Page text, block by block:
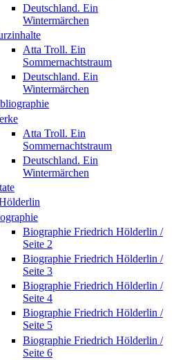
Deutschland. Ein
Wintermärchen
Atta Troll. Ein
Sommernachtstraum
Deutschland. Ein
Wintermärchen
Atta Troll. Ein
Sommernachtstraum
Deutschland. Ein
Wintermärchen
Biographie Friedrich Hölderlin /
Seite 2
Biographie Friedrich Hölderlin /
Seite 3
Biographie Friedrich Hölderlin /
Seite 4
Biographie Friedrich Hölderlin /
Seite 5
Biographie Friedrich Hölderlin /
Seite 6